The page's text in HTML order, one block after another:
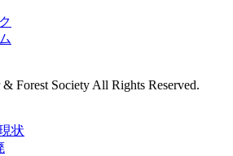
Forest Society All Rights Reserved.
状